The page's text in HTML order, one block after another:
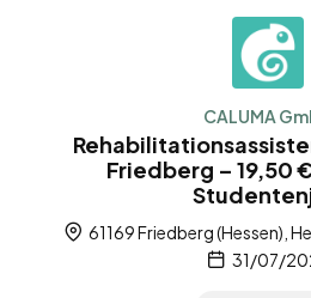
CALUMA
Friedberg – 19,50
61169 Friedberg (Hessen),
31/07/